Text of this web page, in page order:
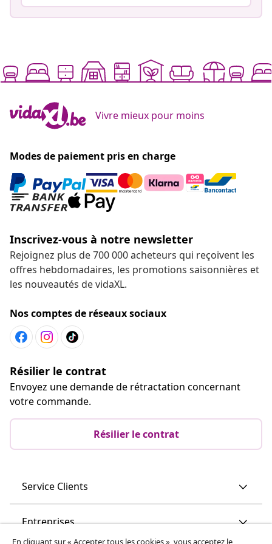
Vivre mieux pour moins
Modes de paiement pris en charge
Inscrivez-vous à notre newsletter
Rejoignez plus de 700 000 acheteurs qui reçoivent les
offres hebdomadaires, les promotions saisonnières et
les nouveautés de vidaXL.
Nos comptes de réseaux sociaux
Résilier le contrat
Envoyez une demande de rétractation concernant
votre commande.
Résilier le contrat
Service Clients
Entreprises
En cliquant sur « Accepter tous les cookies », vous acceptez le